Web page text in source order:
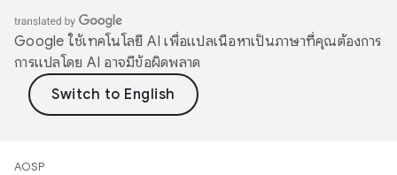
Google ใช้เทคโนโลยี AI เพื่อแปลเนื้อหาเป็นภาษาที่คุณต้องการ
การแปลโดย AI อาจมีข้อผิดพลาด
AOSP